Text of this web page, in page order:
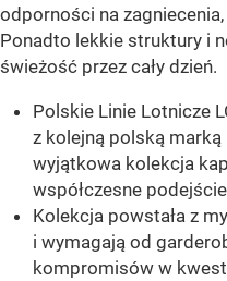
odporności na
Ponadto lekkie struktury i
świeżość przez cały dzień.
Polskie Linie Lotnicze
z kolejną polską
wyjątkowa kolekcja
współczesne
Kolekcja powstała z
i wymagają od
kompromisów w